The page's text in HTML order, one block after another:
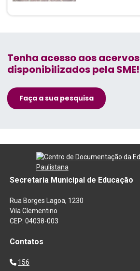
Tenha acesso aos acervos
disponibilizados pela SME!
Faça a sua pesquisa
Secretaria Municipal de Educação
Rua Borges Lagoa, 1230
Vila Clementino
CEP: 04038-003
Contatos
156